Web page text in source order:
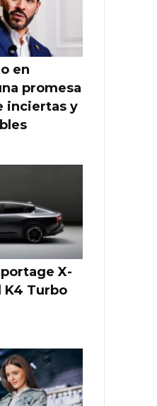
en
promesa
inciertas y
X-
K4 Turbo